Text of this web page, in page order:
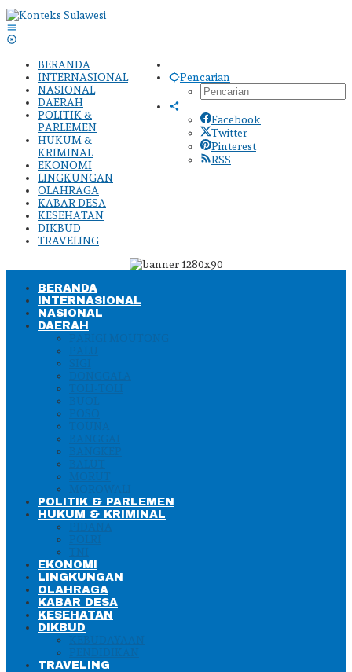
Lewati
ke
konten
Pencarian
Facebook
Twitter
Pinterest
RSS
BERANDA
INTERNASIONAL
NASIONAL
DAERAH
POLITIK &
PARLEMEN
HUKUM &
KRIMINAL
EKONOMI
LINGKUNGAN
OLAHRAGA
KABAR DESA
KESEHATAN
DIKBUD
TRAVELING
BERANDA
INTERNASIONAL
NASIONAL
DAERAH
PARIGI MOUTONG
PALU
SIGI
DONGGALA
TOLI-TOLI
BUOL
POSO
TOUNA
BANGGAI
BANGKEP
BALUT
MORUT
MOROWALI
POLITIK & PARLEMEN
HUKUM & KRIMINAL
PIDANA
POLRI
TNI
EKONOMI
LINGKUNGAN
OLAHRAGA
KABAR DESA
KESEHATAN
DIKBUD
KEBUDAYAAN
PENDIDIKAN
TRAVELING